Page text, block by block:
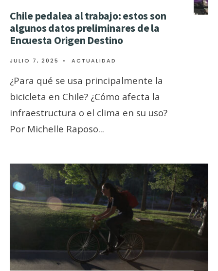
Chile pedalea al trabajo: estos son
algunos datos preliminares de la
Encuesta Origen Destino
JULIO 7, 2025 • ACTUALIDAD
¿Para qué se usa principalmente la
bicicleta en Chile? ¿Cómo afecta la
infraestructura o el clima en su uso?
Por Michelle Raposo...